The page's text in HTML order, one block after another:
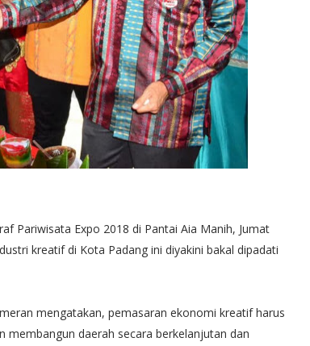
Pariwisata Expo 2018 di Pantai Aia Manih, Jumat
kreatif di Kota Padang ini diyakini bakal dipadati
mengatakan, pemasaran ekonomi kreatif harus
membangun daerah secara berkelanjutan dan